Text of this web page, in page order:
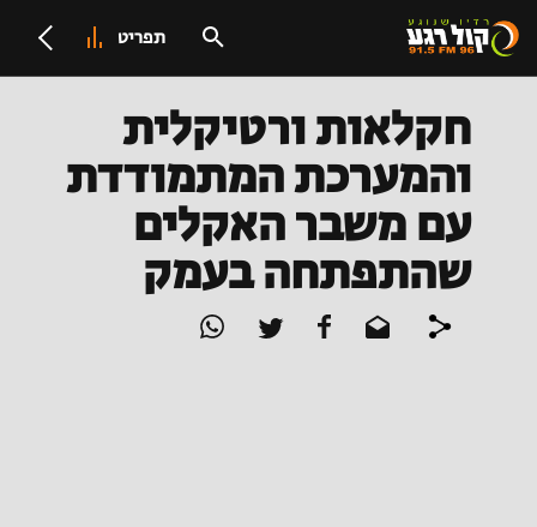
תפריט
חקלאות ורטיקלית
והמערכת המתמודדת
עם משבר האקלים
שהתפתחה בעמק